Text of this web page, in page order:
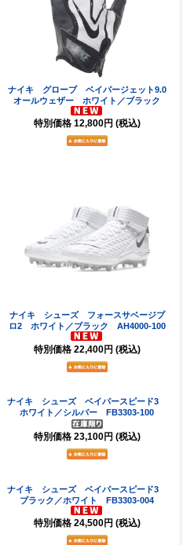
ナイキ グローブ ベイパージェット9.0
オールウェザー ホワイト／ブラック
特別価格 12,800円 (税込)
ナイキ シューズ フォースサベージプ
ロ2 ホワイト／ブラック AH4000-100
特別価格 22,400円 (税込)
ナイキ シューズ ベイパースピード3